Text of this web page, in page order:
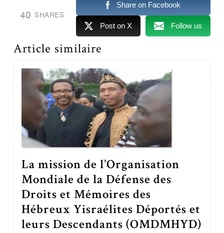
40 SHARES
Share on Facebook
Post on X Follow us
Article similaire
La mission de l’Organisation
Mondiale de la Défense des
Droits et Mémoires des
Hébreux Yisraélites Déportés et
leurs Descendants (OMDMHYD)